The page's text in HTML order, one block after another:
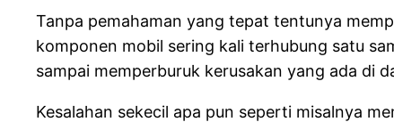
Tanpa pemahaman yang tepat tentunya
komponen mobil sering kali terhubung satu
sampai memperburuk kerusakan yang ada di
Kesalahan sekecil apa pun seperti misalnya